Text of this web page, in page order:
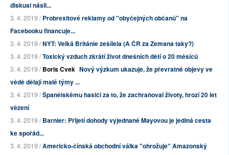
diskusi násil...
3. 4. 2019 /Probrexitové reklamy od "obyčejných občanů" na
Facebooku financuje...
3. 4. 2019 /NYT: Velká Británie zešílela (A ČR za Zemana taky?)
3. 4. 2019 /Toxický vzduch zkrátí život dnešních dětí o 20 měsíců
3. 4. 2019 /Boris Cvek Nový výzkum ukazuje, že převratné objevy ve
vědě dělají malé týmy ...
3. 4. 2019 /Španělskému hasiči za to, že zachraňoval životy, hrozí 20 let
vězení
3. 4. 2019 /Barnier: Přijetí dohody vyjednané Mayovou je jediná cesta
ke spořád...
3. 4. 2019 /Americko-čínská obchodní válka "ohrožuje" Amazonský